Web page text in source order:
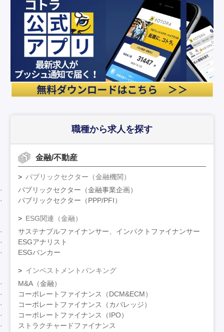
職種から求人を探す
金融/不動産
パブリックセクター（金融機関）
パブリックセクター（金融事業企画）
パブリックセクター（PPP/PFI）
ESG関連（金融）
サステナブルファイナンサー、インパクトファイナンサー
ESGアナリスト
ESGバンカー
インベストメントバンキング
M&A（金融）
コーポレートファイナンス（DCM&ECM）
コーポレートファイナンス（カバレッジ）
コーポレートファイナンス（IPO）
ストラクチャードファイナンス